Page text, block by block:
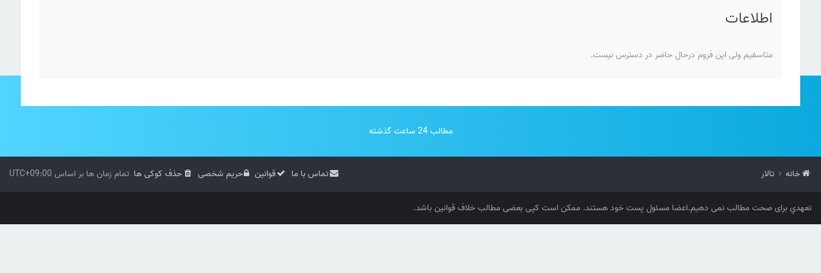
اطلاعات
متاسفیم ولی این فروم درحال حاضر در دسترس نیست.
مطالب 24 ساعت گذشته
خانه تالار تمام زمان ها بر اساس UTC+09:00 حذف کوکی ها حریم شخصی قوانین تماس با ما
تعهدي برای صحت مطالب نمی دهیم.اعضا مسئول پست خود هستند. ممکن است کپی بعضی مطالب خلاف قوانین باشد.